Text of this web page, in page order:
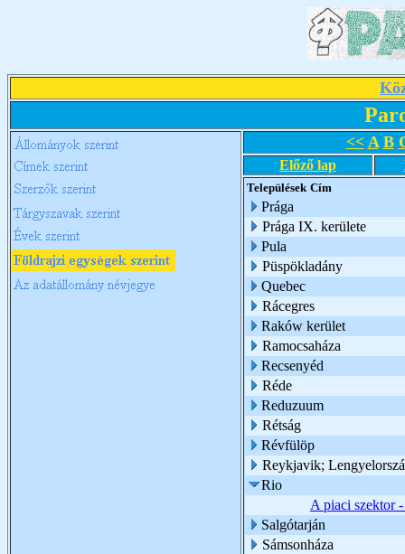
<< A B
Előző lap
Települések Cím
Prága
Prága IX. kerülete
Pula
Püspökladány
Quebec
Rácegres
Raków kerület
Ramocsaháza
Recsenyéd
Réde
Reduzuum
Rétság
Révfülöp
Reykjavik;
Rio
A piaci szektor
Salgótarján
Sámsonháza